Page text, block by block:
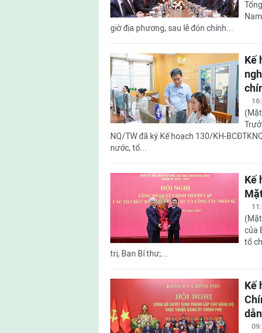
giờ địa phương, sau lễ đón chính...
Kế
NQ/TW đã ký Kế hoạch 130/KH-
nước, tổ...
Kế
của
tổ
trị, Ban Bí thư;...
Kế